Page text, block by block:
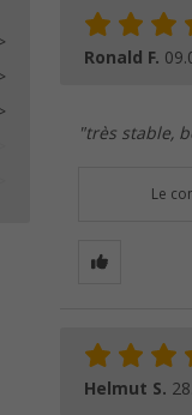
Ronald F.
"très stable,
Le
Helmut S.